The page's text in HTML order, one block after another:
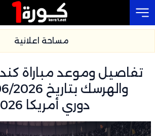
مساحة اعلانية
تفاصيل وموعد مباراة
دوري أمريكا 2026